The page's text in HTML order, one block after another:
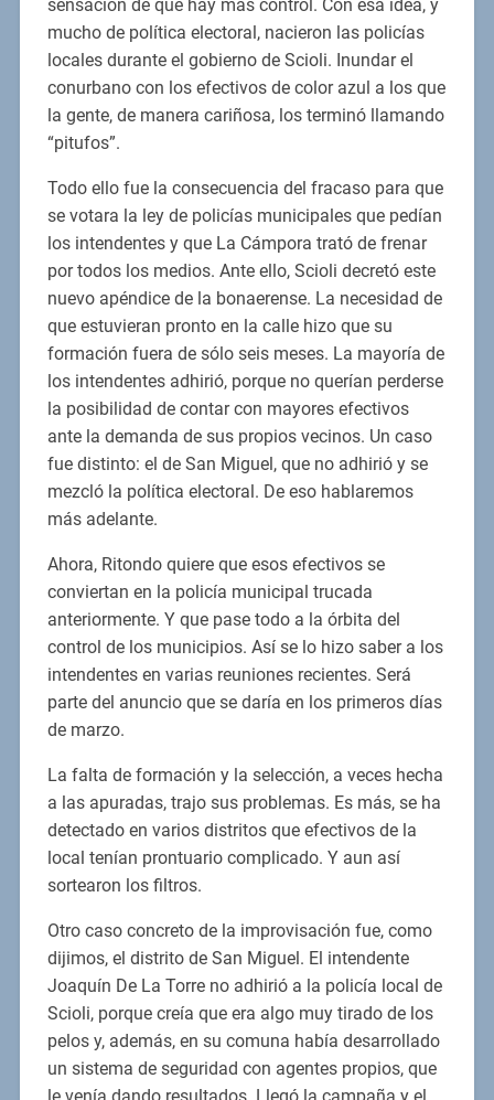
sensación de que hay más control. Con esa idea, y
mucho de política electoral, nacieron las policías
locales durante el gobierno de Scioli. Inundar el
conurbano con los efectivos de color azul a los que
la gente, de manera cariñosa, los terminó llamando
“pitufos”.
Todo ello fue la consecuencia del fracaso para que
se votara la ley de policías municipales que pedían
los intendentes y que La Cámpora trató de frenar
por todos los medios. Ante ello, Scioli decretó este
nuevo apéndice de la bonaerense. La necesidad de
que estuvieran pronto en la calle hizo que su
formación fuera de sólo seis meses. La mayoría de
los intendentes adhirió, porque no querían perderse
la posibilidad de contar con mayores efectivos
ante la demanda de sus propios vecinos. Un caso
fue distinto: el de San Miguel, que no adhirió y se
mezcló la política electoral. De eso hablaremos
más adelante.
Ahora, Ritondo quiere que esos efectivos se
conviertan en la policía municipal trucada
anteriormente. Y que pase todo a la órbita del
control de los municipios. Así se lo hizo saber a los
intendentes en varias reuniones recientes. Será
parte del anuncio que se daría en los primeros días
de marzo.
La falta de formación y la selección, a veces hecha
a las apuradas, trajo sus problemas. Es más, se ha
detectado en varios distritos que efectivos de la
local tenían prontuario complicado. Y aun así
sortearon los filtros.
Otro caso concreto de la improvisación fue, como
dijimos, el distrito de San Miguel. El intendente
Joaquín De La Torre no adhirió a la policía local de
Scioli, porque creía que era algo muy tirado de los
pelos y, además, en su comuna había desarrollado
un sistema de seguridad con agentes propios, que